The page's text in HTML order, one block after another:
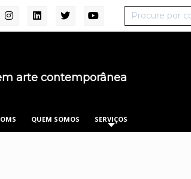
arte contemporânea
QUEM SOMOS SERVIÇOS